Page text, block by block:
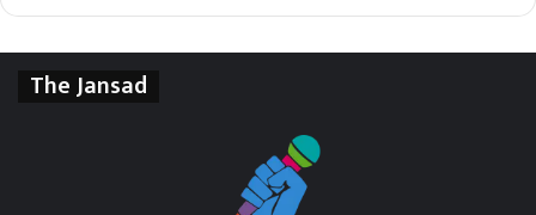
The Jansad